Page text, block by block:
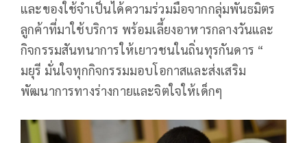
และของใช้จำเป็นได้ความร่วมมือจากกลุ่มพันธมิตร
ลูกค้าที่มาใช้บริการ พร้อมเลี้ยงอาหารกลางวันและ
กิจกรรมสันทนาการให้เยาวชนในถิ่นทุรกันดาร “
มยุรี มั่นใจทุกกิจกรรมมอบโอกาสและส่งเสริม
พัฒนาการทางร่างกายและจิตใจให้เด็กๆ